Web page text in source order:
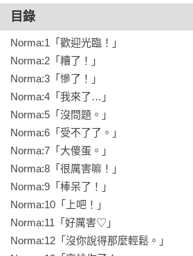
再現。
✦完整收錄彩頁＆雙色原稿，作者精心
收錄。
✧放大開本至25開（14.5×21cm），正
大。
目錄
Norma:1「歡迎光臨！」
Norma:2「糟了！」
Norma:3「慘了！」
Norma:4「我來了…」
Norma:5「沒問題。」
Norma:6「受不了了。」
Norma:7「大傻蛋。」
Norma:8「很厲害嘛！」
Norma:9「棒呆了！」
Norma:10「上吧！」
Norma:11「好厲害♡」
Norma:12「沒你說得那麼輕鬆。」